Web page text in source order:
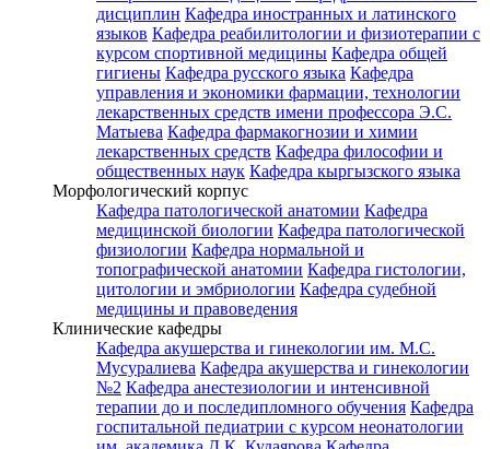
дисциплин Кафедра иностранных и латинского
языков Кафедра реабилитологии и физиотерапии с
курсом спортивной медицины Кафедра общей
гигиены Кафедра русского языка Кафедра
управления и экономики фармации, технологии
лекарственных средств имени профессора Э.С.
Матыева Кафедра фармакогнозии и химии
лекарственных средств Кафедра философии и
общественных наук Кафедра кыргызского языка
Морфологический корпус
Кафедра патологической анатомии Кафедра
медицинской биологии Кафедра патологической
физиологии Кафедра нормальной и
топографической анатомии Кафедра гистологии,
цитологии и эмбриологии Кафедра судебной
медицины и правоведения
Клинические кафедры
Кафедра акушерства и гинекологии им. М.С.
Мусуралиева Кафедра акушерства и гинекологии
№2 Кафедра анестезиологии и интенсивной
терапии до и последипломного обучения Кафедра
госпитальной педиатрии с курсом неонатологии